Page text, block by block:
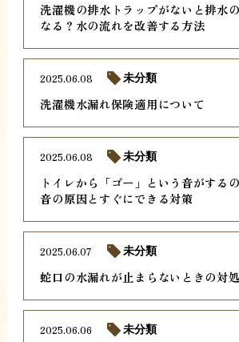
洗濯機の排水トラップがないと排水
なる？水の流れを改善する方法
洗濯機水漏れ保険適用について
2025.06.08 未分類
トイレから「ゴー」という音がする
音の原因とすぐにできる対策
2025.06.08 未分類
蛇口の水漏れが止まらないときの対
2025.06.07 未分類
2025.06.06 未分類